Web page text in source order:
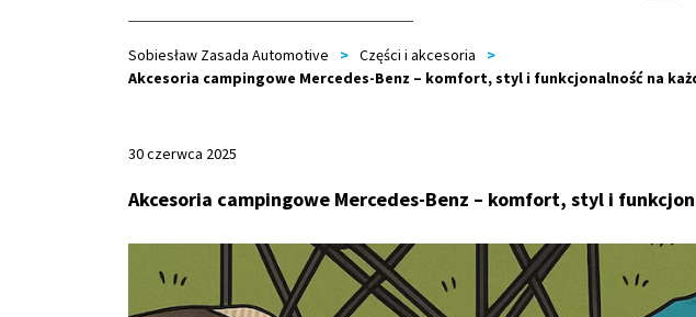
Sobiesław Zasada Automotive > Części i akcesoria
>
Akcesoria campingowe Mercedes-Benz – komfort, styl i funkcjonalność na
30 czerwca 2025
Akcesoria campingowe Mercedes-Benz – komfort, styl i